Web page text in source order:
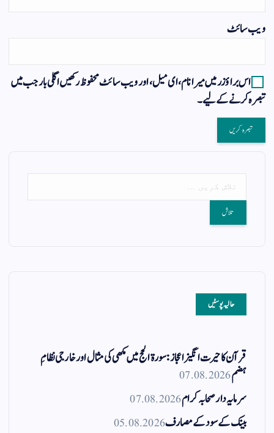
ویب‌ سائٹ
اس براؤزر میں میرا نام، ای میل، اور ویب سائٹ محفوظ رکھیں اگلی بار جب میں
تبصرہ کرنے کےلیے۔
حالیہ پوسٹیں
قرآن کا حیرت انگیز اعجاز: سورۃ الحج میں مکھی کی مثال اور خارجی نظامِ
ہضم07.08.2026
سرمایہ دار صحابہ کرام07.08.2026
بینک کے سود کے مصارف05.08.2026